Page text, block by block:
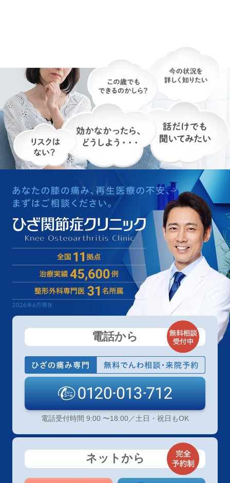
電話から
電話受付時間 9:00 〜18:00／土日・祝日もOK
ネットから